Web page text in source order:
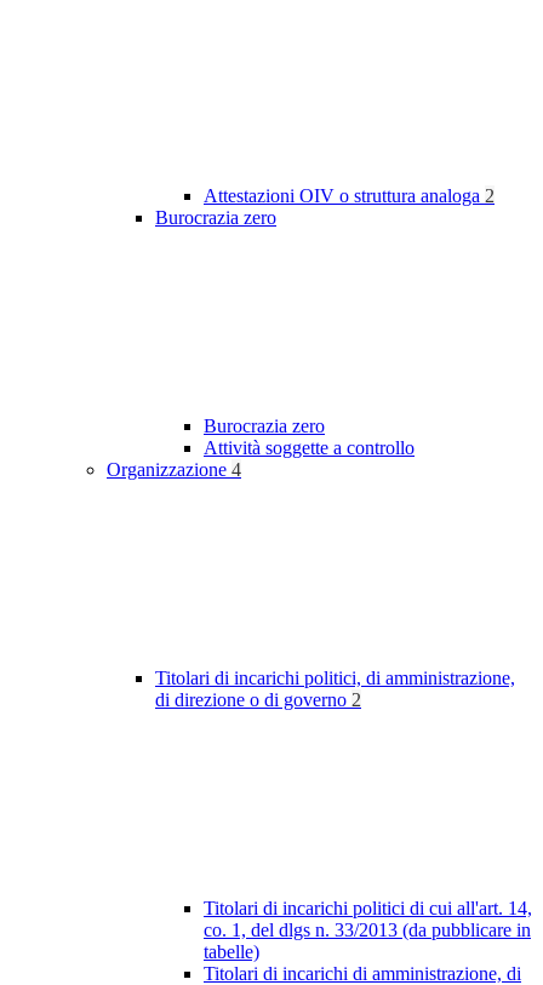
Attestazioni OIV o struttura analoga 2
Burocrazia zero
Burocrazia zero
Attività soggette a controllo
Organizzazione 4
Titolari di incarichi politici, di amministrazione,
di direzione o di governo 2
Titolari di incarichi politici di cui all'art. 14,
co. 1, del dlgs n. 33/2013 (da pubblicare in
tabelle)
Titolari di incarichi di amministrazione, di